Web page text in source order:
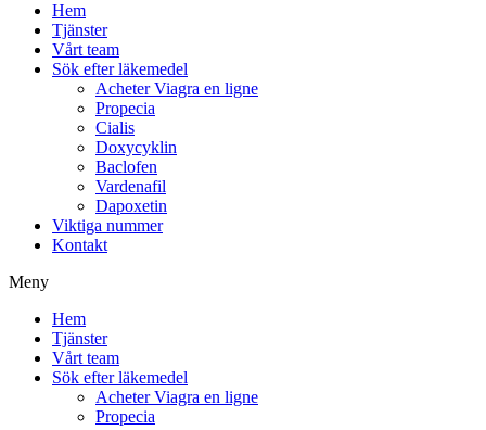
Hem
Tjänster
Vårt team
Sök efter läkemedel
Acheter Viagra en ligne
Propecia
Cialis
Doxycyklin
Baclofen
Vardenafil
Dapoxetin
Viktiga nummer
Kontakt
Meny
Hem
Tjänster
Vårt team
Sök efter läkemedel
Acheter Viagra en ligne
Propecia